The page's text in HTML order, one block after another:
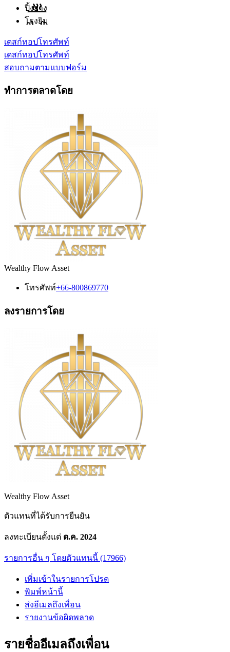
ปิ้งย่าง
โรงยิม
เดสก์ทอปโทรศัพท์
เดสก์ทอปโทรศัพท์
สอบถามตามแบบฟอร์ม
ทำการตลาดโดย
Wealthy Flow Asset
โทรศัพท์+66-800869770
ลงรายการโดย
Wealthy Flow Asset
ตัวแทนที่ได้รับการยืนยัน
ลงทะเบียนตั้งแต่ ต.ค. 2024
รายการอื่น ๆ โดยตัวแทนนี้ (17966)
เพิ่มเข้าในรายการโปรด
พิมพ์หน้านี้
ส่งอีเมลถึงเพื่อน
รายงานข้อผิดพลาด
รายชื่ออีเมลถึงเพื่อน